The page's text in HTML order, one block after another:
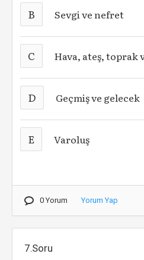
B Sevgi ve nefret
C Hava, ateş, toprak
D Geçmiş ve gelecek
E Varoluş
0 Yorum Yorum Yap
7.Soru